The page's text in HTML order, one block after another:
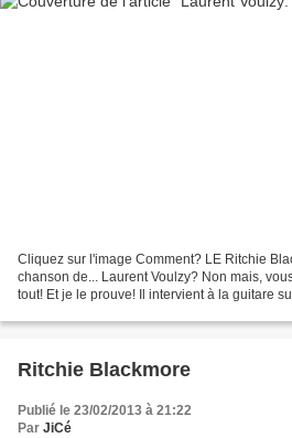
Cliquez sur l'image Comment? LE Ritchie
chanson de... Laurent Voulzy? Non mais,
tout! Et je le prouve! Il intervient à la guitare
Ritchie Blackmore
Publié le 23/02/2013 à 21:22
Par JiCé